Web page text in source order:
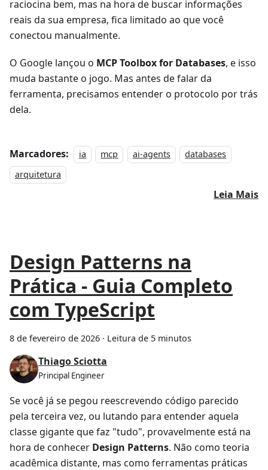
raciocina bem, mas na hora de buscar informações
reais da sua empresa, fica limitado ao que você
conectou manualmente.
O Google lançou o MCP Toolbox for Databases, e isso
muda bastante o jogo. Mas antes de falar da
ferramenta, precisamos entender o protocolo por trás
dela.
Marcadores: ia mcp ai-agents
databases
arquitetura
Leia Mais
Design Patterns na
Prática - Guia Completo
com TypeScript
8 de fevereiro de 2026 · Leitura de 5 minutos
Thiago Sciotta
Principal Engineer
Se você já se pegou reescrevendo código parecido
pela terceira vez, ou lutando para entender aquela
classe gigante que faz "tudo", provavelmente está na
hora de conhecer Design Patterns. Não como teoria
acadêmica distante, mas como ferramentas práticas